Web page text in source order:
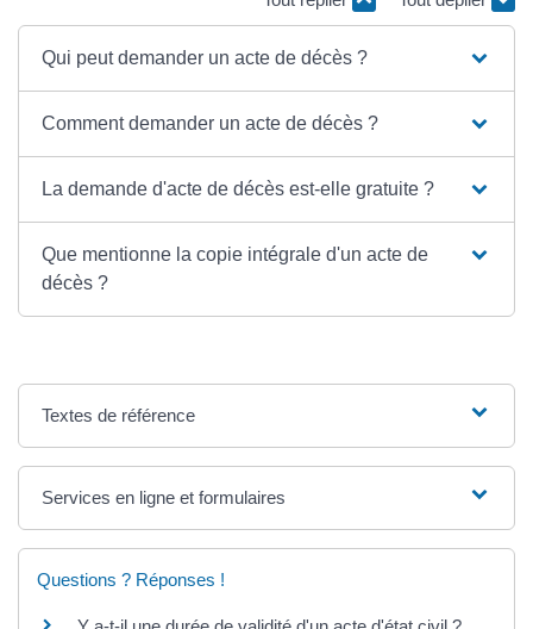
Qui peut demander un acte de décès ?
Comment demander un acte de décès ?
La demande d'acte de décès est-elle gratuite ?
Que mentionne la copie intégrale d'un acte de
décès ?
Textes de référence
Services en ligne et formulaires
Questions ? Réponses !